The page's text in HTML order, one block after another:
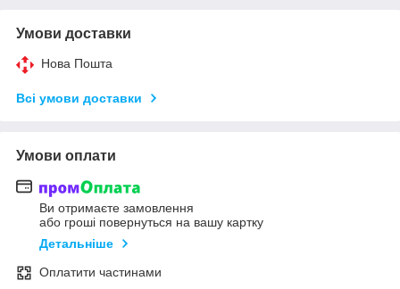
Умови доставки
Нова Пошта
Всі умови доставки
Умови оплати
Ви отримаєте замовлення
або гроші повернуться на вашу картку
Детальніше
Оплатити частинами